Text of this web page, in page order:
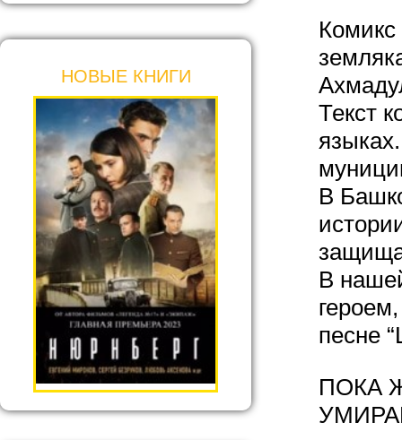
НОВЫЕ КНИГИ
Текст
В
В
песне
ПОКА